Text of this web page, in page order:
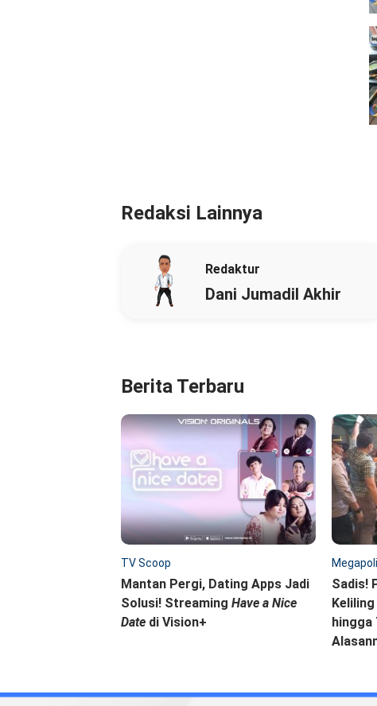
Redaksi Lainnya
Redaktur
Dani Jumadil Akhir
Berita Terbaru
TV Scoop
Mantan Pergi, Dating Apps Jadi
Solusi! Streaming Have a Nice
Date di Vision+
Sadis!
hingga